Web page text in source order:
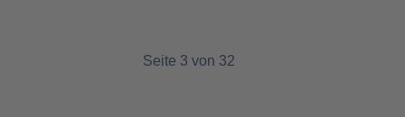
Seite 3 von 32